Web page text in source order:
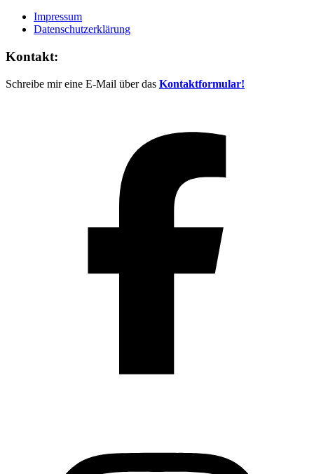
Impressum
Datenschutzerklärung
Kontakt:
Schreibe mir eine E-Mail über das Kontaktformular!